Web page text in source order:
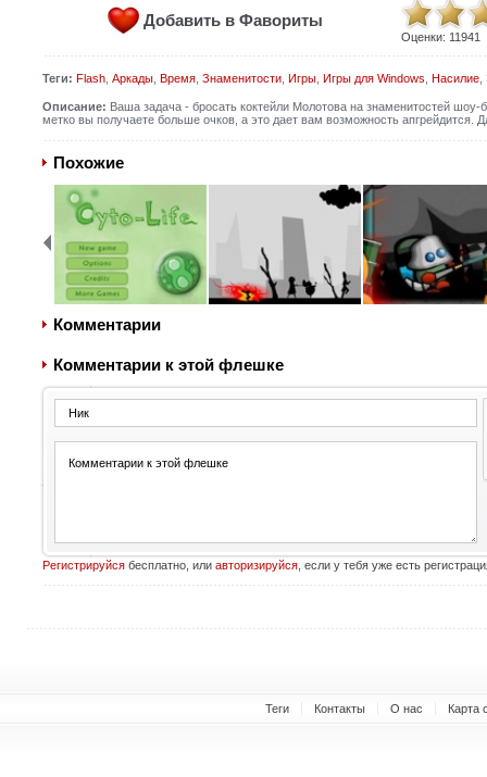
Добавить в Фавориты
Оценки: 11941
Теги: Flash, Аркады, Время, Знаменитости, Игры, Игры для Windows Насилие,
Описание: Ваша задача - бросать коктейли Молотова на знаменитостей
метко вы получаете больше очков, а это дает вам возможность апгрейдится.
Похожие
Комментарии
Комментарии к этой флешке
Регистрируйсябесплатно, или авторизируйся, если у тебя уже есть
Теги Контакты О нас Карта